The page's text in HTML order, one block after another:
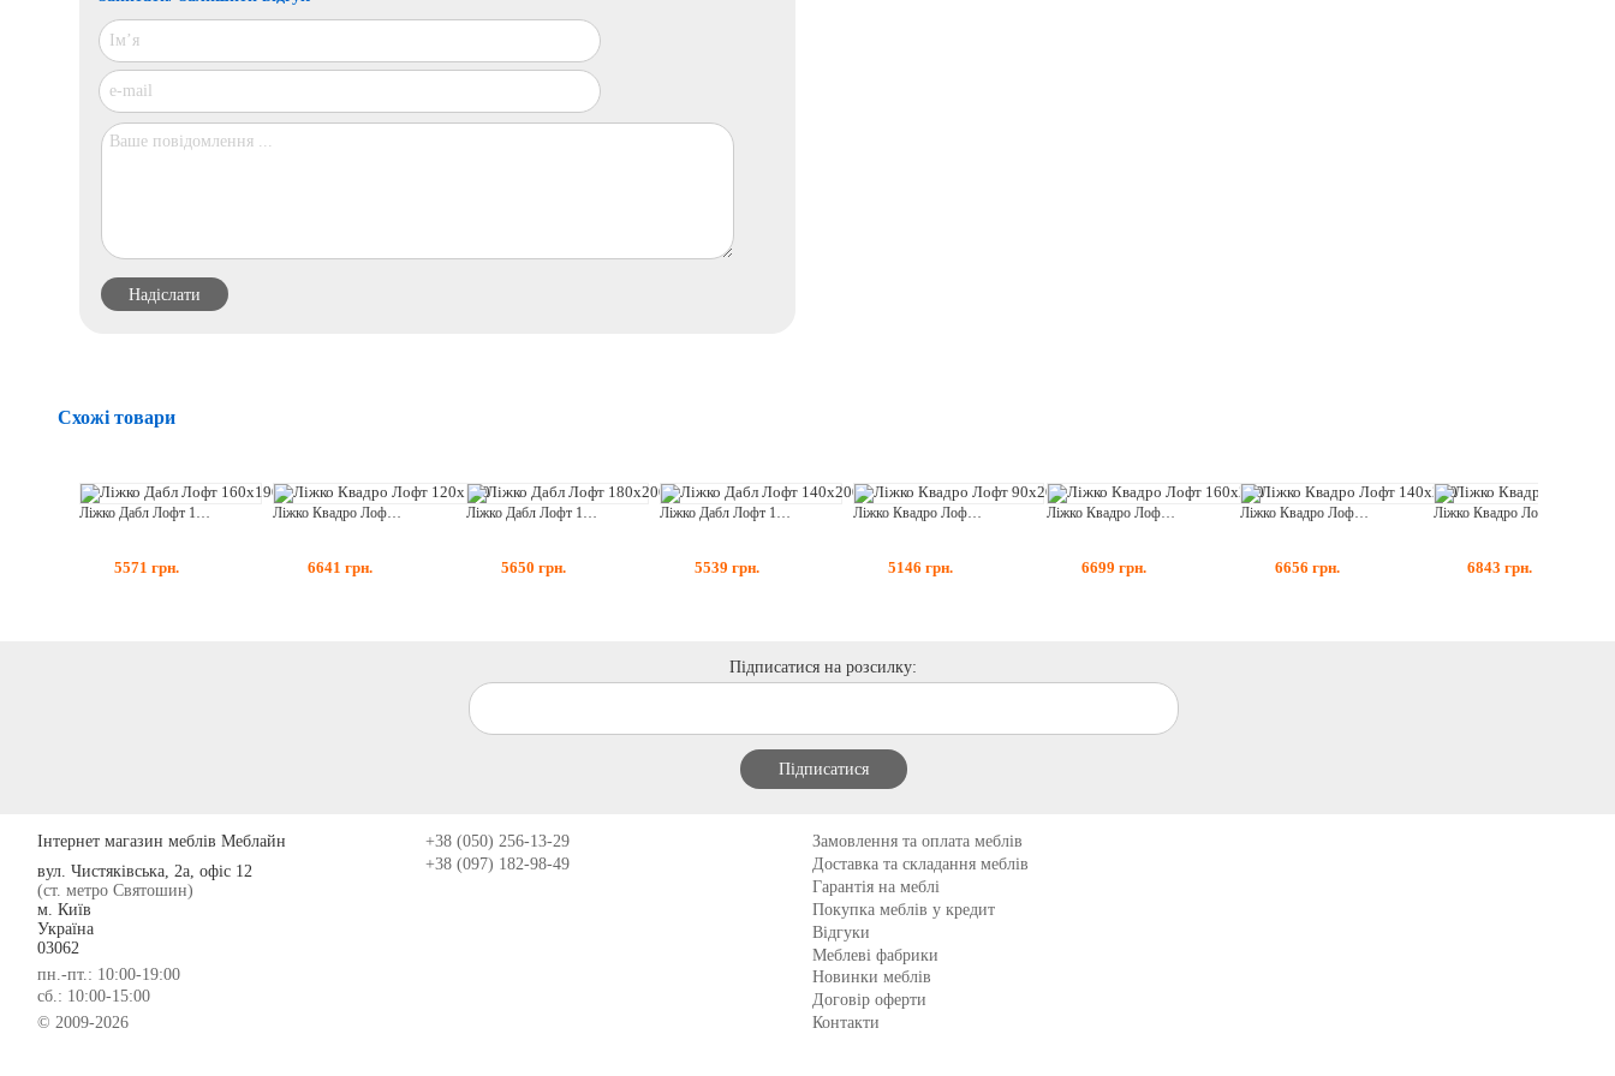
Схожі товари
5571 грн. 6641 грн. 5650 грн. 5539 грн. 5146 грн.
Ліжко Квадро Лофт 160x200
6699 грн.
Ліжко Квадро Лофт 140x200
6656 грн. 6843 грн.
Підписатися на розсилку:
Інтернет магазин меблів Меблайн
вул. Чистяківська, 2а, офіс 12
(ст. метро Святошин)
м. Київ
Україна
03062
пн.-пт.: 10:00-19:00
сб.: 10:00-15:00
© 2009-2026
+38 (050) 256-13-29
+38 (097) 182-98-49
Замовлення та оплата меблів
Доставка та складання меблів
Гарантія на меблі
Покупка меблів у кредит
Відгуки
Меблеві фабрики
Новинки меблів
Договір оферти
Контакти